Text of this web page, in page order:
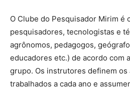
O Clube do Pesquisador Mirim é
pesquisadores, tecnologistas e
agrônomos, pedagogos,
educadores etc.) de acordo com
grupo. Os instrutores definem os
trabalhados a cada ano e